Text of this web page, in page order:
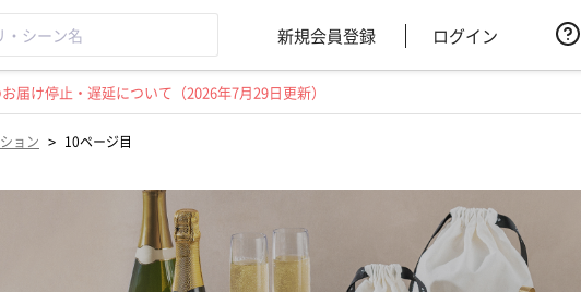
新規会員登録 ログイン
け停止・遅延について（2026年7月29日更新）
ョン > 10ページ目